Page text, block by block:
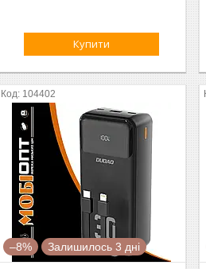
Купити
104402
–8% Залишилось 3 дні